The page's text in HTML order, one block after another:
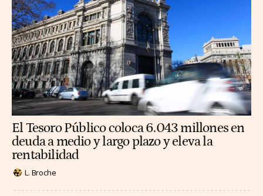
El Tesoro Público coloca 6.043 millones en
deuda a medio y largo plazo y eleva la
rentabilidad
L. Broche